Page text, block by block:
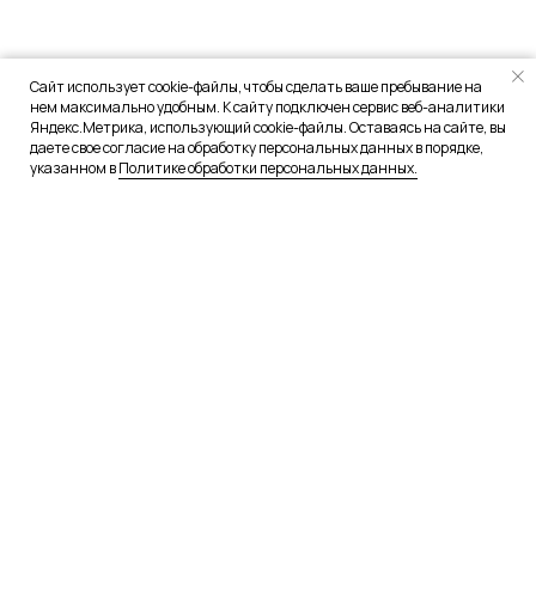
Сайт использует cookie-файлы, чтобы сделать ваше пребывание на
нем максимально удобным. К сайту подключен сервис веб-аналитики
Яндекс.Метрика, использующий cookie-файлы. Оставаясь на сайте, вы
даете свое согласие на обработку персональных данных в порядке,
указанном вПолитике обработки персональных данных.